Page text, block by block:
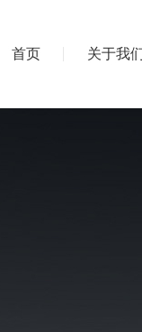
首页 关于我